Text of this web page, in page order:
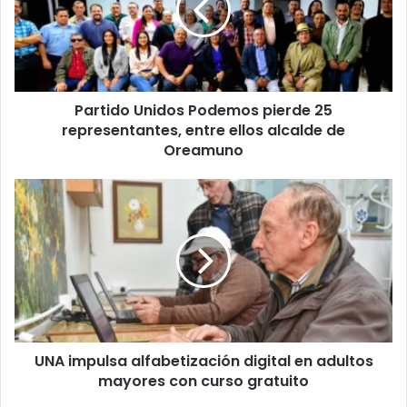
25
representantes,
entre
ellos
alcalde
Oreamuno
Partido Unidos Podemos pierde 25
representantes, entre ellos alcalde de
Oreamuno
UNA
impulsa
alfabetización
digital
en
adultos
mayores
con
curso
gratuito
UNA impulsa alfabetización digital en adultos
mayores con curso gratuito